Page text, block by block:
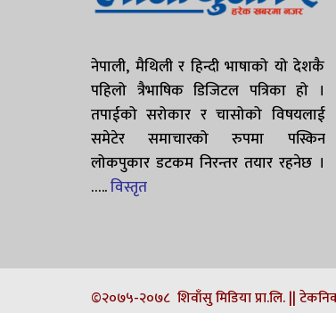
नेपाली, मैथिली र हिन्दी भाषाको यो देशकै
पहिलो त्रैभाषिक डिजिटल पत्रिका हो ।
तपाईको सरोकार र चासोको विषयलाई
समेटेर समाचारको रुपमा पस्किन
लोकपुकार डटकम निरन्तर तयार रहनेछ ।
…..विस्तृत
©२०७५-२०७८ शिवाँसु मिडिया प्रा.लि. ||